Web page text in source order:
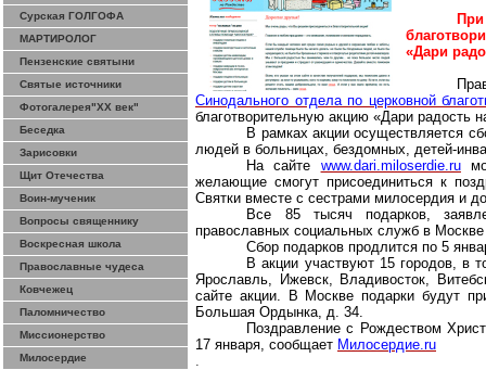
Сурская ГОЛГОФА
МАРТИРОЛОГ
Пензенские святыни
Святые источники
Фотогалерея"ХХ век"
Беседка
Зарисовки
Щит Отечества
Воин-мученик
Вопросы священнику
Воскресная школа
Православные чудеса
Ковчежец
Паломничество
Миссионерство
Милосердие
«Дари
Синодального отдела по церковной
благотворительную акцию «Дари радость
В рамках акции осуществляется
людей в больницах, бездомных, детей-
На сайте www.dari.miloserdie.ru
желающие смогут присоединиться к
Святки вместе с сестрами милосердия и
Все 85 тысяч подарков,
православных социальных служб в Москве
Сбор подарков продлится по 5
В акции участвуют 15 городов, в
Ярославль, Ижевск, Владивосток,
сайте акции. В Москве подарки будут
Большая Ордынка, д. 34.
Поздравление с Рождеством
17 января, сообщает Милосердие.ru
.